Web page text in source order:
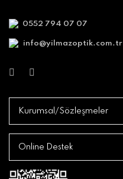
0552 794 07 07
info@yilmazoptik.com.tr
Kurumsal/Sözleşmeler
Online Destek